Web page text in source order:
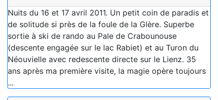
Nuits du 16 et 17 avril 2011. Un petit coin de paradis et
de solitude si près de la foule de la Glère. Superbe
sortie à ski de rando au Pale de Crabounouse
(descente engagée sur le lac Rabiet) et au Turon du
Néouvielle avec redescente directe sur le Lienz. 35
ans après ma première visite, la magie opère toujours
...